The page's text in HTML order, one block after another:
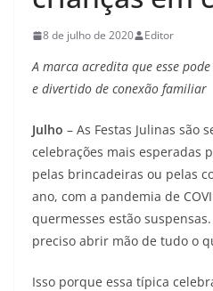
8 de julho de 2020 Editor
A marca acredita que esse
e divertido de conexão familiar
Julho – As Festas Julinas são
celebrações mais esperadas
pelas brincadeiras ou pelas
ano, com a pandemia de
quermesses estão
preciso abrir mão de tudo o
Isso porque essa típica